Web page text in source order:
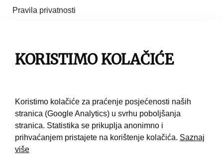
Pravila privatnosti
Pravila korištenja
KORISTIMO KOLAČIĆE
Koristimo kolačiće za praćenje posjećenosti naših
stranica (Google Analytics) u svrhu poboljšanja
stranica. Statistika se prikuplja anonimno i
prihvaćanjem pristajete na korištenje kolačića. Saznaj
više